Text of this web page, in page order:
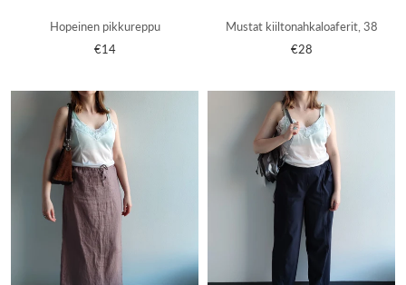
Hopeinen pikkureppu
€14
Mustat kiiltonahkaloaferit, 38
€28